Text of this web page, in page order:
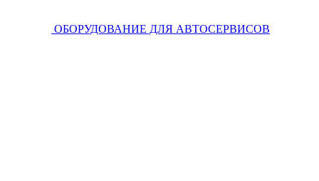
ОБОРУДОВАНИЕ ДЛЯ АВТОСЕРВИСОВ